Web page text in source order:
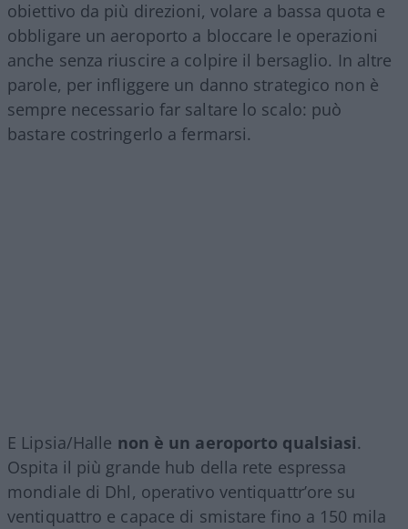
obiettivo da più direzioni, volare a bassa quota e
obbligare un aeroporto a bloccare le operazioni
anche senza riuscire a colpire il bersaglio. In altre
parole, per infliggere un danno strategico non è
sempre necessario far saltare lo scalo: può
bastare costringerlo a fermarsi.
E Lipsia/Halle non è un aeroporto qualsiasi.
Ospita il più grande hub della rete espressa
mondiale di Dhl, operativo ventiquattr’ore su
ventiquattro e capace di smistare fino a 150 mila